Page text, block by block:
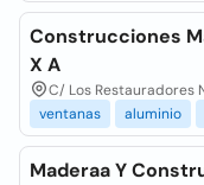
Construcciones
X A
C/ Los Restauradores
ventanas
aluminio
Maderaa Y